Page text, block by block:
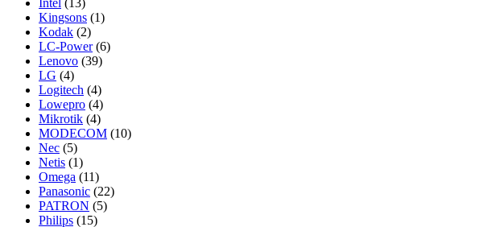
Intel (13)
Kingsons (1)
Kodak (2)
LC-Power(6)
Lenovo (39)
LG (4)
Logitech (4)
Lowepro (4)
Mikrotik (4)
MODECOM (10)
Nec (5)
Netis (1)
Omega (11)
Panasonic (22)
PATRON (5)
Philips (15)